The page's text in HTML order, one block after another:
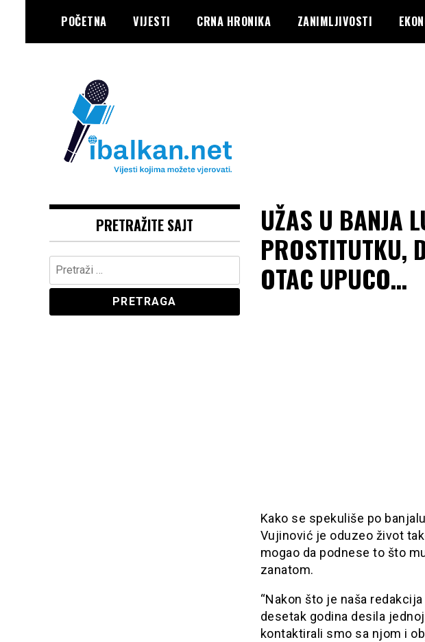
content
POČETNA VIJESTI CRNA HRONIKA ZANIMLJIVOSTI
IBALKAN
UŽAS U BANJA
PROSTITUTKU,
OTAC UPUCO…
Kako se spekuliše po
Vujinović je oduzeo život
mogao da podnese to što
zanatom.
“Nakon što je naša
desetak godina desila
kontaktirali smo sa njom i
PRETRAŽITE SAJT
Pretraga: